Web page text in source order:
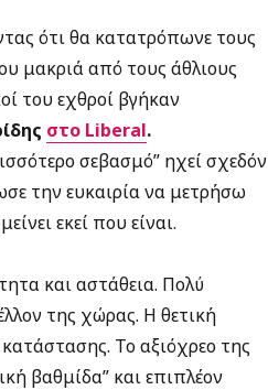
ότι θα κατατρόπωνε τους
μακριά από τους άθλιους
του εχθροί βγήκαν
στο Liberal.
σεβασμό” ηχεί σχεδόν
την ευκαιρία να μετρήσω
εκεί που είναι.
και αστάθεια. Πολύ
της χώρας. Η θετική
Το αξιόχρεο της
βαθμίδα” και επιπλέον